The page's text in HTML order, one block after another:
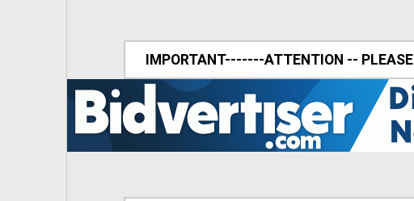
IMPORTANT-------ATTENTION -- PLEASE